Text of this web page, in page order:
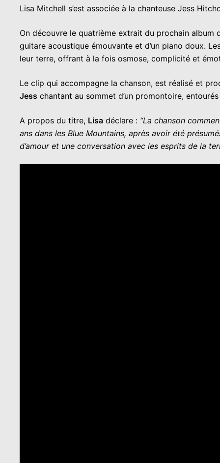
Lisa Mitchell s’est associée à la chanteuse Jess
On découvre le quatrième extrait du prochain album
guitare acoustique émouvante et d’un piano doux.
leur terre, offrant à la fois osmose, complicité et
Le clip qui accompagne la chanson, est réalisé et
Jess chantant au sommet d’un promontoire,
A propos du titre, Lisa déclare : “La chanson
ans dans les Blue Mountains, après avoir été
d’amour et une conversation avec les esprits de la